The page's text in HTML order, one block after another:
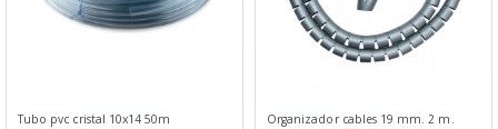
Tubo pvc cristal 10x14 50m Organizador cables 19 mm. 2 m.